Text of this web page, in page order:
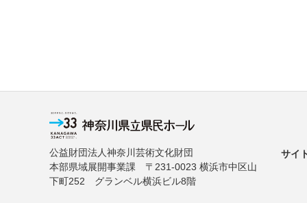
公益財団法人神奈川芸術文化財団
本部県域展開事業課 〒231-0023 横浜市中区山
下町252 グランベル横浜ビル8階
サイ